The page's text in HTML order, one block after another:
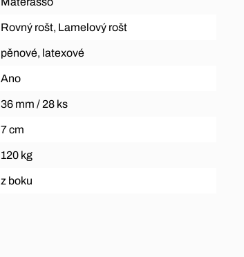
Rovný rošt, Lamelový rošt
pěnové, latexové
Ano
36 mm / 28 ks
7 cm
120 kg
z boku